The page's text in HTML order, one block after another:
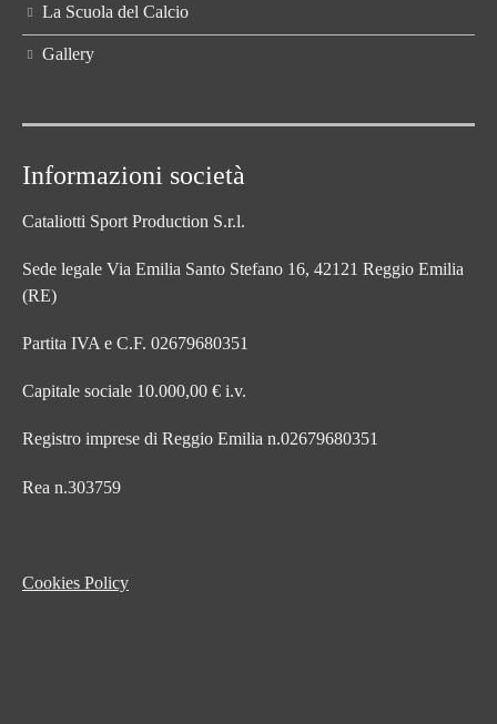
La Scuola del Calcio
Gallery
Informazioni società
Cataliotti Sport Production S.r.l.
Sede legale Via Emilia Santo Stefano 16, 42121 Reggio Emilia
(RE)
Partita IVA e C.F. 02679680351
Capitale sociale 10.000,00 € i.v.
Registro imprese di Reggio Emilia n.02679680351
Rea n.303759
Cookies Policy